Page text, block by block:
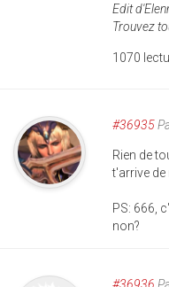
Edit
Trouvez
1070
#36935
Rien de
t'arrive de
PS: 666,
non?